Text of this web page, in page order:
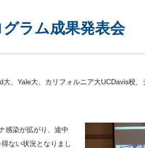
ラム成果発表会
大、 Yale大、カリフォルニア大UCDavis校、
感染が拡がり、途中
ない状況となりまし